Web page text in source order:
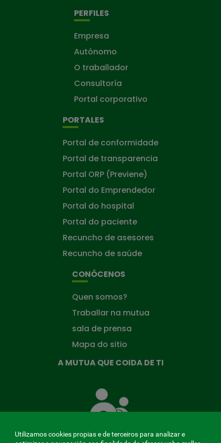
PERFILES
Empresa
Autónomo
O traballador
Consultoría
Portal corporativo
PORTALES
Portal de conformidade
Portal de transparencia
Portal ORP (Previene)
Portal do Emprendedor
Portal do hospital
Portal do paciente
Recuncho de asesores
Recuncho de saúde
CONÓCENOS
Quen somos?
Traballar na mutua
sala de prensa
Mapa do sitio
A MUTUA QUE COIDA DE TI
Mutua
que
Utilizamos cookies propias e de terceiros para analizar e